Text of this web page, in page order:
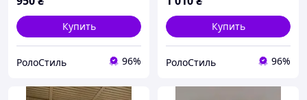
Купить
РолоСтиль 96%
Купить
РолоСтиль 96%